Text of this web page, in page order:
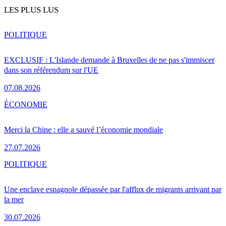
LES PLUS LUS
EXCLUSIF : L'Islande demande à Bruxelles de ne pas s'immiscer
dans son référendum sur l'UE
07.08.2026
POLITIQUE
Merci la Chine : elle a sauvé l’économie mondiale
27.07.2026
ÉCONOMIE
Une enclave espagnole dépassée par l'afflux de migrants arrivant par
la mer
30.07.2026
POLITIQUE